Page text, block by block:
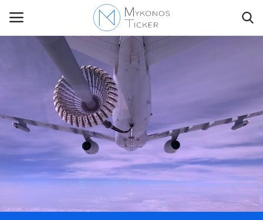
Contact Us
Politique
Business
Travel
World